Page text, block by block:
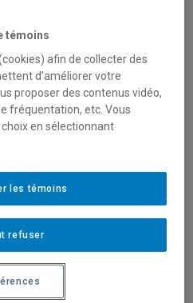
de Youtube.
2024 de
de la
témoins
afin de collecter des
d’améliorer votre
proposer des contenus vidéo,
fréquentation, etc. Vous
en sélectionnant
refuser
les témoins